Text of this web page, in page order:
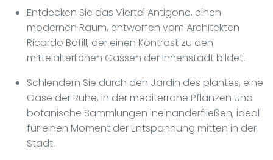
Entdecken Sie das Viertel Antigone, einen
modernen Raum, entworfen vom Architekten
Ricardo Bofill, der einen Kontrast zu den
mittelalterlichen Gassen der Innenstadt bildet.
Schlendern Sie durch den Jardin des plantes, eine
Oase der Ruhe, in der mediterrane Pflanzen und
botanische Sammlungen ineinanderfließen, ideal
für einen Moment der Entspannung mitten in der
Stadt.